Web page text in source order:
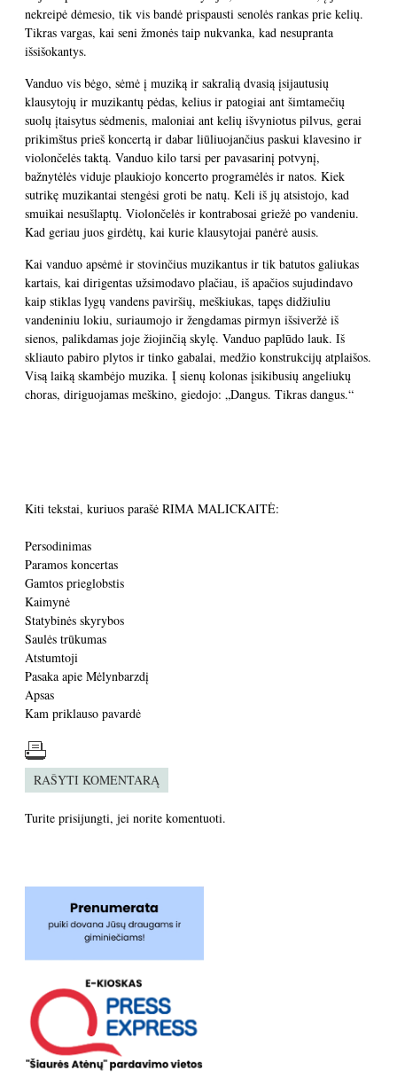
nekreipė dėmesio, tik vis bandė prispausti senolės rankas prie kelių.
Tikras vargas, kai seni žmonės taip nukvanka, kad nesupranta
išsišokantys.
Vanduo vis bėgo, sėmė į muziką ir sakralią dvasią įsijautusių
klausytojų ir muzikantų pėdas, kelius ir patogiai ant šimtamečių
suolų įtaisytus sėdmenis, maloniai ant kelių išvyniotus pilvus, gerai
prikimštus prieš koncertą ir dabar liūliuojančius paskui klavesino ir
violončelės taktą. Vanduo kilo tarsi per pavasarinį potvynį,
bažnytėlės viduje plaukiojo koncerto programėlės ir natos. Kiek
sutrikę muzikantai stengėsi groti be natų. Keli iš jų atsistojo, kad
smuikai nesušlaptų. Violončelės ir kontrabosai griežė po vandeniu.
Kad geriau juos girdėtų, kai kurie klausytojai panėrė ausis.
Kai vanduo apsėmė ir stovinčius muzikantus ir tik batutos galiukas
kartais, kai dirigentas užsimodavo plačiau, iš apačios sujudindavo
kaip stiklas lygų vandens paviršių, meškiukas, tapęs didžiuliu
vandeniniu lokiu, suriaumojo ir žengdamas pirmyn išsiveržė iš
sienos, palikdamas joje žiojinčią skylę. Vanduo paplūdo lauk. Iš
skliauto pabiro plytos ir tinko gabalai, medžio konstrukcijų atplaišos.
Visą laiką skambėjo muzika. Į sienų kolonas įsikibusių angeliukų
choras, diriguojamas meškino, giedojo: „Dangus. Tikras dangus.“
Kiti tekstai, kuriuos parašė RIMA MALICKAITĖ:
Persodinimas
Paramos koncertas
Gamtos prieglobstis
Kaimynė
Statybinės skyrybos
Saulės trūkumas
Atstumtoji
Pasaka apie Mėlynbarzdį
Apsas
Kam priklauso pavardė
RAŠYTI KOMENTARĄ
Turite prisijungti, jei norite komentuoti.